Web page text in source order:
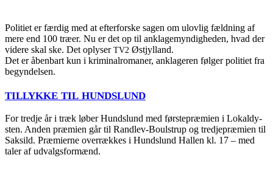
Poli­ti­et er fær­dig med at efter­for­ske sagen om ulov­lig fæld­ning af
mere end 100 træ­er. Nu er det op til ankla­ge­myn­dig­he­den, hvad der
vide­re skal ske. Det oply­serTV2 Østjyl­land.
Det er åben­bart kun i kri­mi­nal­ro­ma­ner, ankla­ge­ren føl­ger poli­ti­et fra
begyndelsen.
TILLYKKE TIL HUNDSLUND
For tred­je år i træk løber Hund­slund med før­ste­præ­mi­en i Lokal­dy­
sten. Anden præ­mi­en går til Rand­lev-Boul­­strup og tred­je­præ­mi­en til
Sak­sild. Præ­mi­er­ne over­ræk­kes i Hund­slund Hal­len kl. 17 – med
taler af udvalgsformænd.